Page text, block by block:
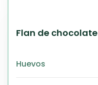
Flan de chocolate
Huevos